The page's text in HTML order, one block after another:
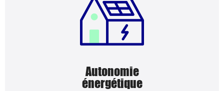
Autonomie
énergétique